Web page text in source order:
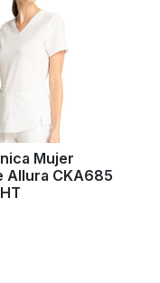
Mujer
Allura CKA685